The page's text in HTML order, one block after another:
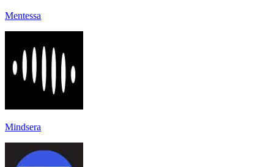
Mentessa
Mindsera